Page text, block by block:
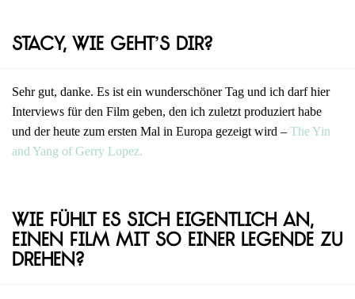
Stacy, wie geht’s dir?
Sehr gut, danke. Es ist ein wunderschöner Tag und ich darf hier
Interviews für den Film geben, den ich zuletzt produziert habe
und der heute zum ersten Mal in Europa gezeigt wird – The Yin
and Yang of Gerry Lopez.
Wie fühlt es sich eigentlich an,
einen Film mit so einer Legende zu
drehen?